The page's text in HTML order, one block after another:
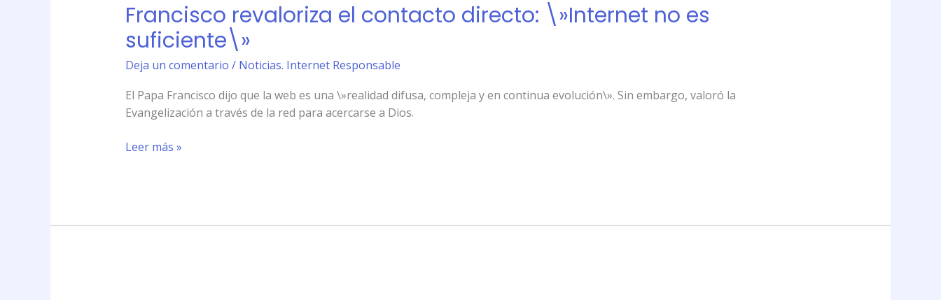
Francisco revaloriza el contacto directo: \»Internet no es
suficiente\»
Deja un comentario / Noticias. Internet Responsable
El Papa Francisco dijo que la web es una \»realidad difusa, compleja y en continua evolución\». Sin embargo, valoró la
Evangelización a través de la red para acercarse a Dios.
el
contacto
directo:
\»Internet
es
suficiente\»
Leer más »